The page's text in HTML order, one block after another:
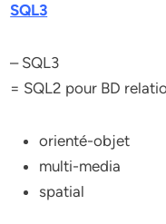
SQL3
– SQL3
= SQL2 pour BD
orienté-objet
multi-media
spatial